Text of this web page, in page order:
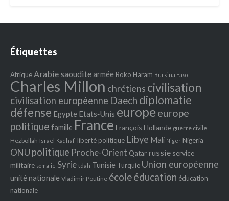
Étiquettes
AfriqueArabie saoudite armée Boko Haram Burkina Faso
Charles Millon chrétiens civilisation
civilisation européenne Daech diplomatie
défense Egypte Etats‐Unis europeeurope
politique famille France François Hollande guerre civile
Hezbollah Israël Kadhafi liberté politique Libye Mali Niger Nigeria
ONU politique Proche-Orient Qatar russie service
militaire somalie Syrie tdah Tunisie Turquie Union européenne
unité nationale Vladimir Poutine écoleéducation éducation
nationale